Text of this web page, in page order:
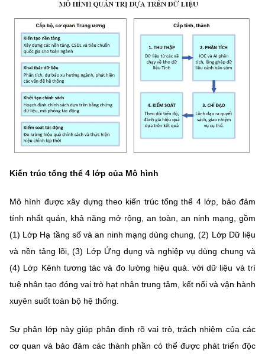
Kiến trúc tổng thể 4 lớp của Mô hình
Mô hình được xây dựng theo kiến trúc tổng thể 4 lớp, bảo đảm
tính nhất quán, khả năng mở rộng, an toàn, an ninh mạng, gồm
(1) Lớp Hạ tầng số và an ninh mạng dùng chung, (2) Lớp Dữ liệu
và nền tảng lõi, (3) Lớp Ứng dụng và nghiệp vụ dùng chung và
(4) Lớp Kênh tương tác và đo lường hiệu quả. với dữ liệu và trí
tuệ nhân tạo đóng vai trò hạt nhân trung tâm, kết nối và vận hành
xuyên suốt toàn bộ hệ thống.
Sự phân lớp này giúp phân định rõ vai trò, trách nhiệm của các
cơ quan và bảo đảm các thành phần có thể được phát triển độc